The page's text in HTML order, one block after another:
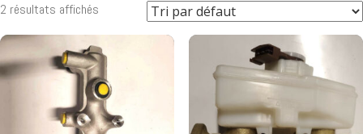
2 résultats affichés